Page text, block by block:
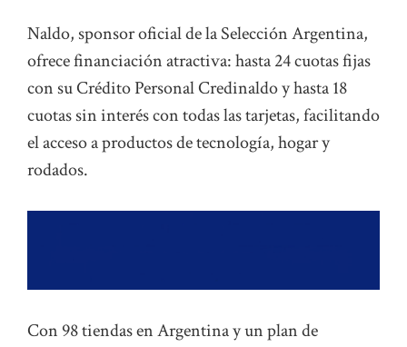
Naldo, sponsor oficial de la Selección Argentina,
ofrece financiación atractiva: hasta 24 cuotas fijas
con su Crédito Personal Credinaldo y hasta 18
cuotas sin interés con todas las tarjetas, facilitando
el acceso a productos de tecnología, hogar y
rodados.
Con 98 tiendas en Argentina y un plan de